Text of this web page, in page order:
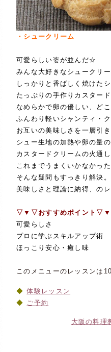
・シュークリーム
可愛らしい姿が並んだ☆
みんな大好きなシュークリ
しっかりと香ばしく焼けた
たっぷりの手作りカスター
なめらかで卵の優しい、ど
ふんわり軽いシャンティ・
お互いの美味しさを一層引
シュー生地の加熱や卵の量
カスタードクリームの火通
これまでうまくいかなかっ
そんな疑問もすっきり解決。
美味しさと理論に納得、の
▽▼▽おすすめポイント
可愛らしさ
プロに学ぶスキルアップ術
ほっこり安心・癒
このメニューのレッスンは
体験レッスン
ご予約
大阪の料理